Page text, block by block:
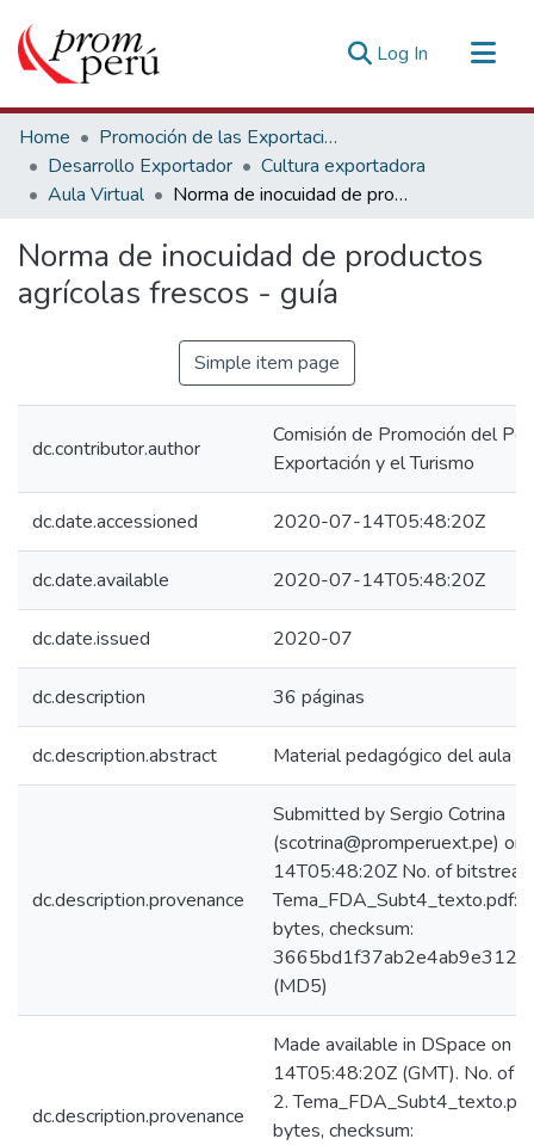
Log In (current)
Communities & Collections
All of DSpace
Statistics
Home
Promoción de las Exportaciones
Desarrollo Exportador
Cultura exportadora
Aula Virtual
Norma de inocuidad de productos agrícolas frescos - guía
Norma de inocuidad de productos
agrícolas frescos - guía
Simple item page
dc.contributor.author
Comisión de Promoción del
Exportación y el Turismo
dc.date.accessioned 2020-07-14T05:48:20Z
dc.date.available 2020-07-14T05:48:20Z
dc.date.issued 2020-07
dc.description 36 páginas
dc.description.abstract Material pedagógico del aula
dc.description.provenance
Submitted by Sergio Cotrina
(scotrina@promperuext.pe)
14T05:48:20Z No. of
Tema_FDA_Subt4_texto.pdf:
bytes, checksum:
(MD5)
dc.description.provenance
Made available in DSpace on
14T05:48:20Z (GMT). No. of
2.
bytes, checksum: